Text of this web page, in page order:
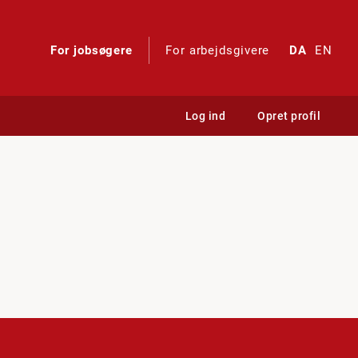
For jobsøgere For arbejdsgivere DA EN
Log ind Opret profil